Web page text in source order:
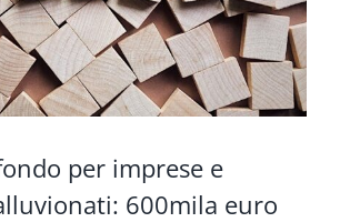
per imprese e
600mila euro